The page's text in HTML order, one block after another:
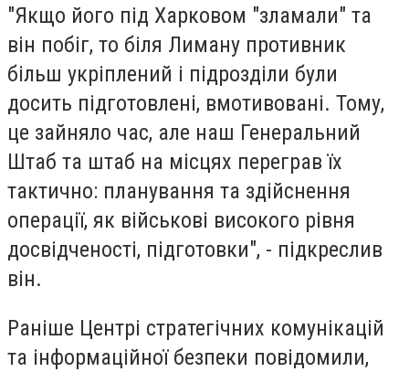
"Якщо його під Харковом "зламали" та
він побіг, то біля Лиману противник
більш укріплений і підрозділи були
досить підготовлені, вмотивовані. Тому,
це зайняло час, але наш Генеральний
Штаб та штаб на місцях переграв їх
тактично: планування та здійснення
операції, як військові високого рівня
досвідченості, підготовки", - підкреслив
він.
Раніше Центрі стратегічних комунікацій
та інформаційної безпеки повідомили,